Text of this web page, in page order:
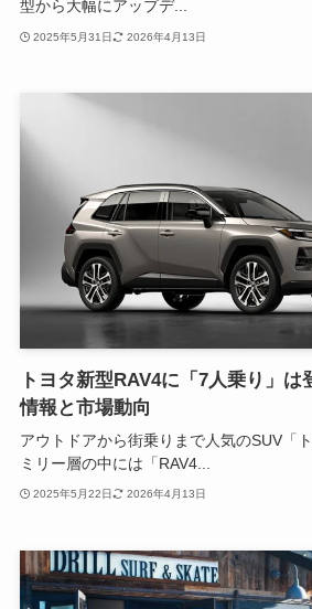
型から大幅にアップデ...
2025年5月31日 2026年4月13日
トヨタ新型RAV4に「7人乗り」
情報と市場動向
アウトドアから街乗りまで人気のSUV「
ミリー層の中には「RAV4...
2025年5月22日 2026年4月13日